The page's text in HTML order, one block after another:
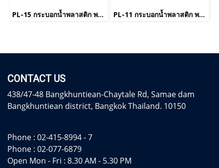
PL-15 กระบอกน้ำพลาสติก พรีเมี่ยม PL-11 กระบอกน้ำพลาสติก พรีเมี่ยม
CONTACT US
438/47-48 Bangkhuntiean-Chaytale Rd, Samae dam
Bangkhuntiean district, Bangkok Thailand. 10150
Phone : 02-415-8994 - 7
Phone : 02-077-6879
Open Mon - Fri : 8.30 AM - 5.30 PM